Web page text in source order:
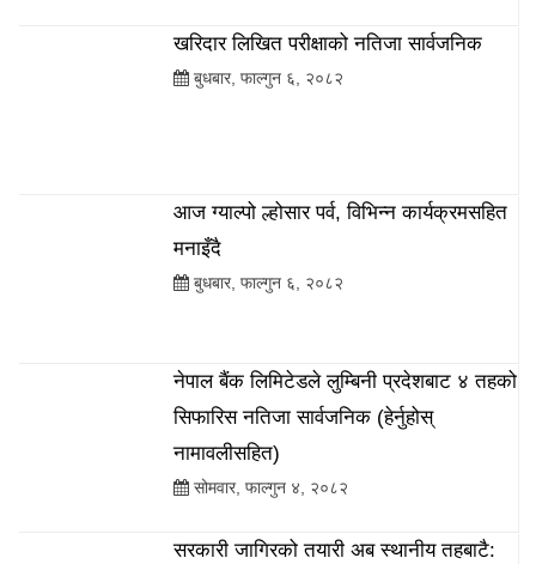
खरिदार लिखित परीक्षाको नतिजा सार्वजनिक
बुधबार, फाल्गुन ६, २०८२
आज ग्याल्पो ल्होसार पर्व, विभिन्न कार्यक्रमसहित
मनाइँदै
बुधबार, फाल्गुन ६, २०८२
नेपाल बैंक लिमिटेडले लुम्बिनी प्रदेशबाट ४ तहको
सिफारिस नतिजा सार्वजनिक (हेर्नुहोस्
नामावलीसहित)
सोमवार, फाल्गुन ४, २०८२
सरकारी जागिरको तयारी अब स्थानीय तहबाटै: